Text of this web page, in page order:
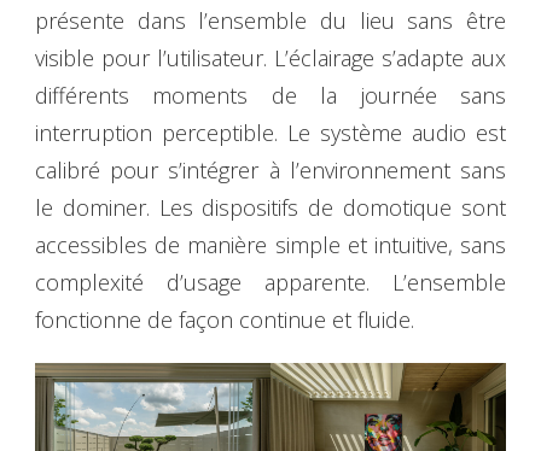
présente dans l’ensemble du lieu sans être
visible pour l’utilisateur. L’éclairage s’adapte aux
différents moments de la journée sans
interruption perceptible. Le système audio est
calibré pour s’intégrer à l’environnement sans
le dominer. Les dispositifs de domotique sont
accessibles de manière simple et intuitive, sans
complexité d’usage apparente. L’ensemble
fonctionne de façon continue et fluide.